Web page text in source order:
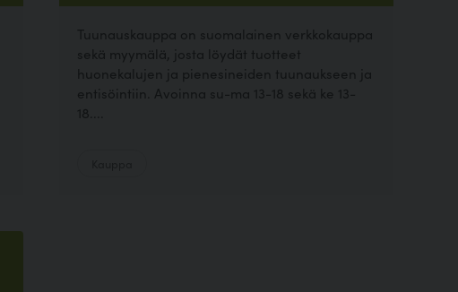
Tuunauskauppa on suomalainen verkkokauppa
sekä myymälä, josta löydät tuotteet
huonekalujen ja pienesineiden tuunaukseen ja
entisöintiin. Avoinna su-ma 13-18 sekä ke 13-
18....